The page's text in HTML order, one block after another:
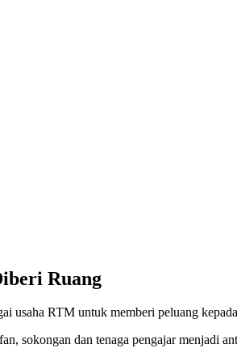
Ruang
usaha RTM untuk memberi peluang
sokongan dan tenaga pengajar menjadi